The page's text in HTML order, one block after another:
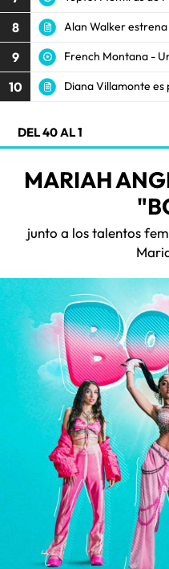
8 Alan Walker estrena
9 French Montana -
10 Diana Villamonte es
DEL 40 AL 1
MARIAH
junto a los talentos